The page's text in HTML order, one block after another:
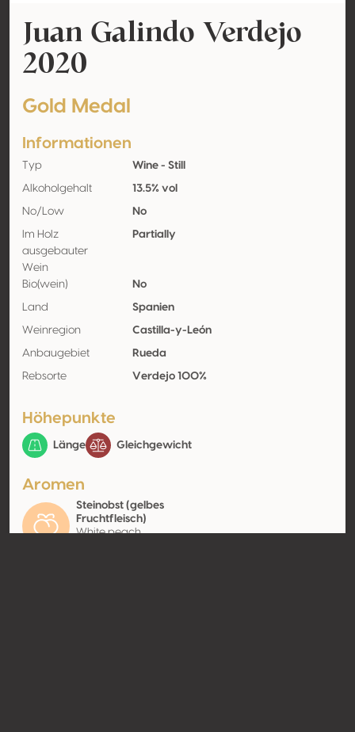
Juan Galindo Verdejo
2020
Gold Medal
Informationen
Typ Wine - Still
Alkoholgehalt 13.5% vol
No/Low No
Im Holz
ausgebauter
Wein
Partially
Bio(wein) No
Land Spanien
Weinregion Castilla-y-León
Anbaugebiet Rueda
Rebsorte Verdejo 100%
Höhepunkte
Länge Gleichgewicht
Aromen
Steinobst (gelbes
Fruchtfleisch)
White peach,